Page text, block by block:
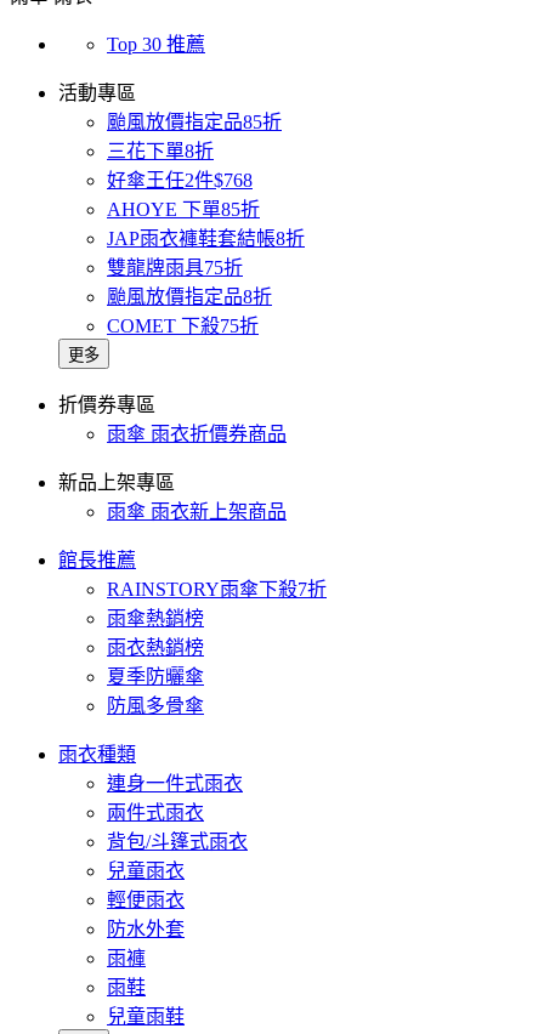
Top 30 推薦
活動專區
颱風放價指定品85折
三花下單8折
好傘王任2件$768
AHOYE 下單85折
JAP雨衣褲鞋套結帳8折
雙龍牌雨具75折
颱風放價指定品8折
COMET 下殺75折
更多
折價券專區
雨傘 雨衣折價券商品
新品上架專區
雨傘 雨衣新上架商品
館長推薦
RAINSTORY雨傘下殺7折
雨傘熱銷榜
雨衣熱銷榜
夏季防曬傘
防風多骨傘
雨衣種類
連身一件式雨衣
兩件式雨衣
背包/斗篷式雨衣
兒童雨衣
輕便雨衣
防水外套
雨褲
雨鞋
兒童雨鞋